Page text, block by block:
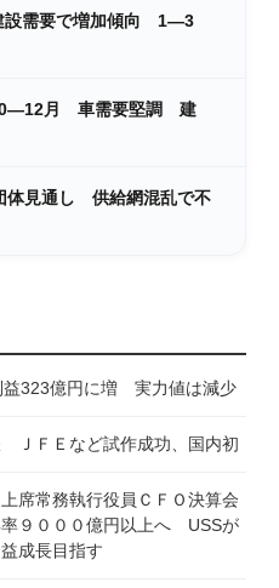
設需要で増加傾向 1―3
月 車需要堅調 建
見通し 供給網混乱で不
323億円に増 実力値は減少
ＪＦＥなど試作成功、国内初
席常務執行役員ＣＦＯ決算会
９０００億円以上へ USSが
成長目指す